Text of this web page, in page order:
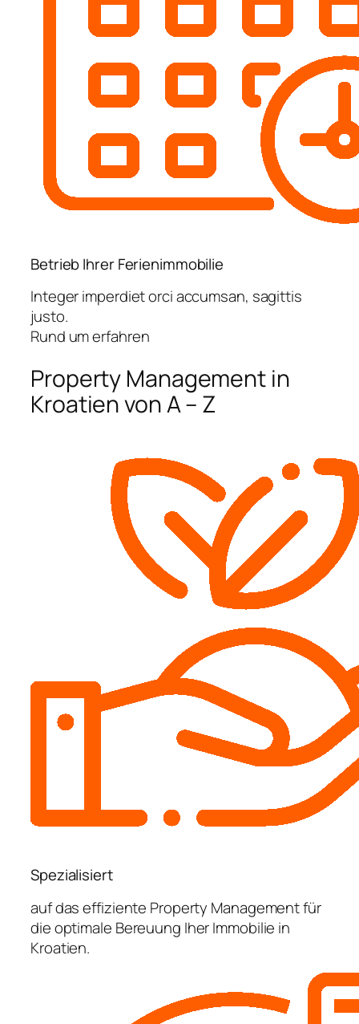
Betrieb Ihrer Ferienimmobilie
Integer imperdiet orci accumsan, sagittis
justo.
Rund um erfahren
Property Management in
Kroatien von A – Z
Spezialisiert
auf das effiziente Property Management für
die optimale Bereuung Iher Immobilie in
Kroatien.